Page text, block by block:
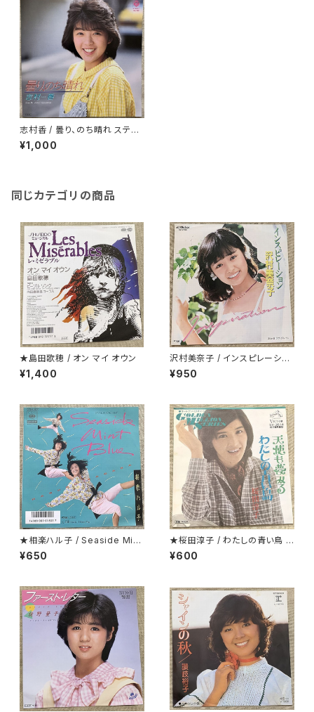
志村香 / 曇り、のち晴れ ステッ
カー付
¥1,000
同じカテゴリの商品
★島田歌穂 / オン マイ オウン
¥1,400
沢村美奈子 / インスピレーショ
ン
¥950
★相楽ハル子 / Seaside Mint
Blue
¥650
★桜田淳子 / わたしの青い鳥 カ
ップリング盤
¥600